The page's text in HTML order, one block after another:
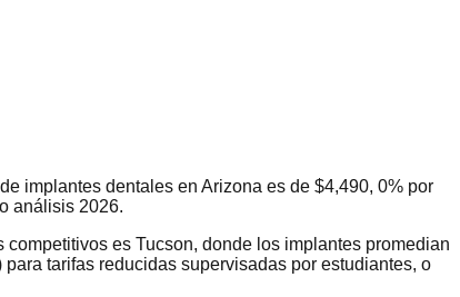
implantes dentales en Arizona es de $4,490, 0% por
análisis 2026.
es Tucson, donde los implantes promedian
tarifas reducidas supervisadas por estudiantes, o